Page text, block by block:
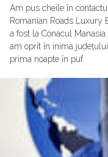
Am pus cheile în
Romanian Roads Luxury
a fost la Conacul
am oprit în inima
prima noapte în puf.